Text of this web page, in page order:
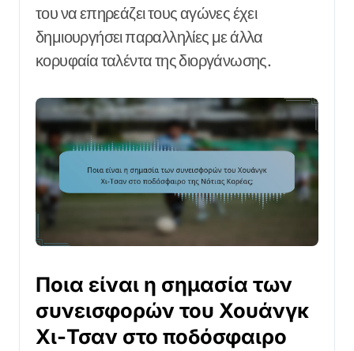
του να επηρεάζει τους αγώνες έχει
δημιουργήσει παραλληλίες με άλλα
κορυφαία ταλέντα της διοργάνωσης.
Ποια είναι η σημασία των
συνεισφορών του Χουάνγκ
Χι-Τσαν στο ποδόσφαιρο